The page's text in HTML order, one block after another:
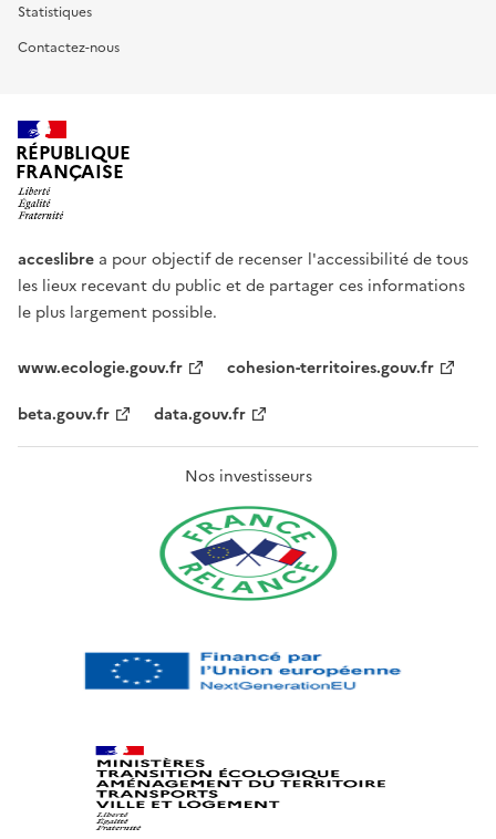
Statistiques
Contactez-nous
RÉPUBLIQUE
FRANÇAISE
acceslibre a pour objectif de recenser l'accessibilité de tous
les lieux recevant du public et de partager ces informations
le plus largement possible.
www.ecologie.gouv.fr
cohesion-territoires.gouv.fr
beta.gouv.fr
data.gouv.fr
Nos investisseurs